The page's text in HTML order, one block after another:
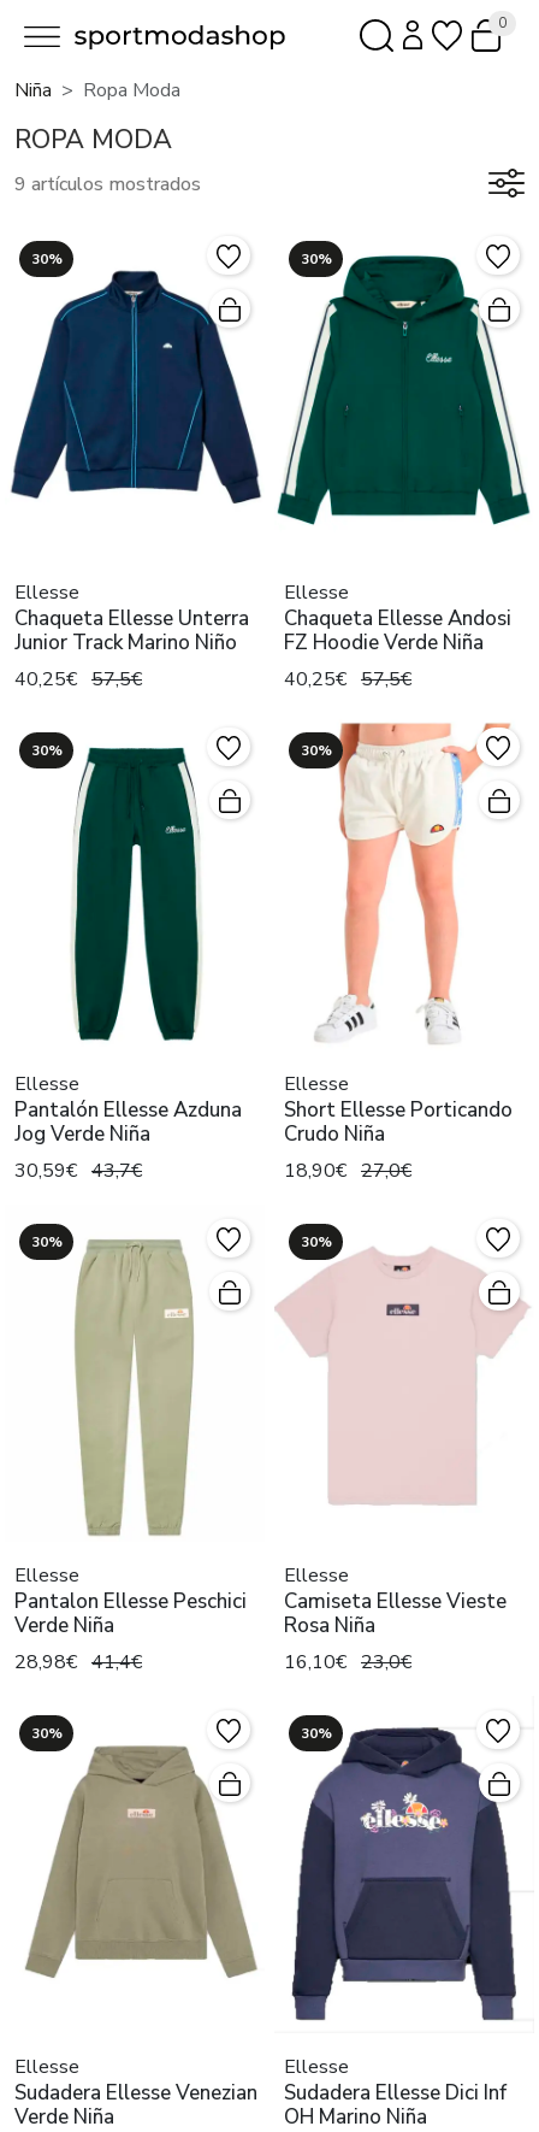
0
Niña Ropa Moda
ROPA MODA
9 artículos mostrados
30%
Ellesse
Chaqueta Ellesse Unterra
Junior Track Marino Niño
40,25€ 57,5€
30%
Ellesse
Chaqueta Ellesse Andosi
FZ Hoodie Verde Niña
40,25€ 57,5€
30%
Ellesse
Pantalón Ellesse Azduna
Jog Verde Niña
30,59€ 43,7€
30%
Ellesse
Short Ellesse Porticando
Crudo Niña
18,90€ 27,0€
30%
Ellesse
Pantalon Ellesse Peschici
Verde Niña
28,98€ 41,4€
30%
Ellesse
Camiseta Ellesse Vieste
Rosa Niña
16,10€ 23,0€
30%
Ellesse
Sudadera Ellesse Venezian
Verde Niña
30%
Ellesse
Sudadera Ellesse Dici Inf
OH Marino Niña